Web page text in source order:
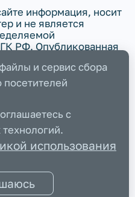
информация, носит
и не является
РФ. Опубликованная
предварительного
и сервис сбора
посетителей
с
использования